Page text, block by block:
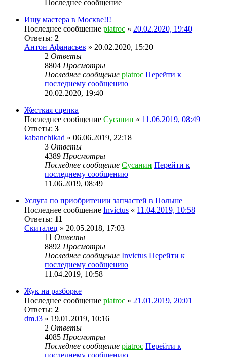
Последнее сообщение
Ищу мастера в Москве!!!
Последнее сообщение piatroc « 20.02.2020, 19:40
Ответы: 2
Антон Афанасьев » 20.02.2020, 15:20
2 Ответы
8804 Просмотры
Последнее сообщение piatroc Перейти к
последнему сообщению
20.02.2020, 19:40
Жесткая сцепка
Последнее сообщение Сусанин « 11.06.2019, 08:49
Ответы: 3
kabanchikad » 06.06.2019, 22:18
3 Ответы
4389 Просмотры
Последнее сообщение Сусанин Перейти к
последнему сообщению
11.06.2019, 08:49
Услуга по приобритении запчастей в Польше
Последнее сообщение Invictus « 11.04.2019, 10:58
Ответы: 11
Скиталец » 20.05.2018, 17:03
11 Ответы
8892 Просмотры
Последнее сообщение Invictus Перейти к
последнему сообщению
11.04.2019, 10:58
Жук на разборке
Последнее сообщение piatroc « 21.01.2019, 20:01
Ответы: 2
dm.i3 » 19.01.2019, 10:16
2 Ответы
4085 Просмотры
Последнее сообщение piatroc Перейти к
последнему сообщению